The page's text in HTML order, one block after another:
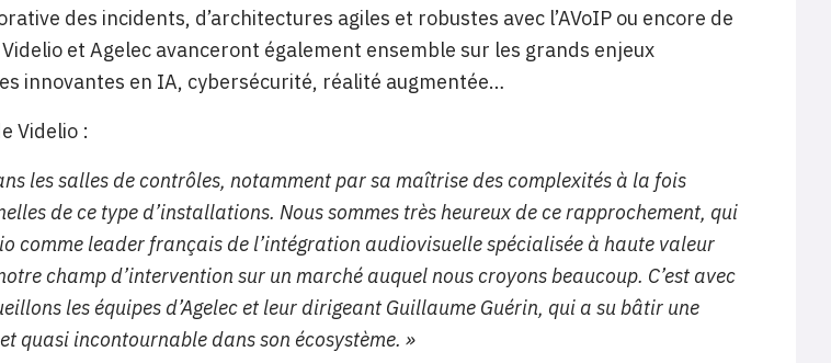
des incidents, d’architectures agiles et robustes avec l’AVoIP ou encore de
et Agelec avanceront également ensemble sur les grands enjeux
innovantes en IA, cybersécurité, réalité augmentée…
Videlio :
les salles de contrôles, notamment par sa maîtrise des complexités à la fois
de ce type d’installations. Nous sommes très heureux de ce rapprochement, qui
comme leader français de l’intégration audiovisuelle spécialisée à haute valeur
champ d’intervention sur un marché auquel nous croyons beaucoup. C’est avec
les équipes d’Agelec et leur dirigeant Guillaume Guérin, qui a su bâtir une
quasi incontournable dans son écosystème. »